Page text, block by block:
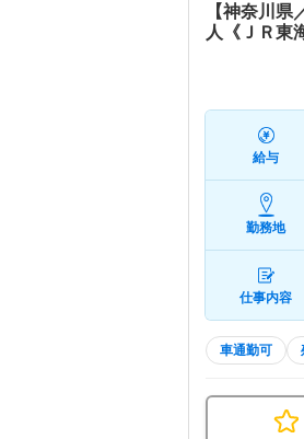
【神奈川
人《ＪＲ東
給与
勤務地
仕事内容
車通勤可